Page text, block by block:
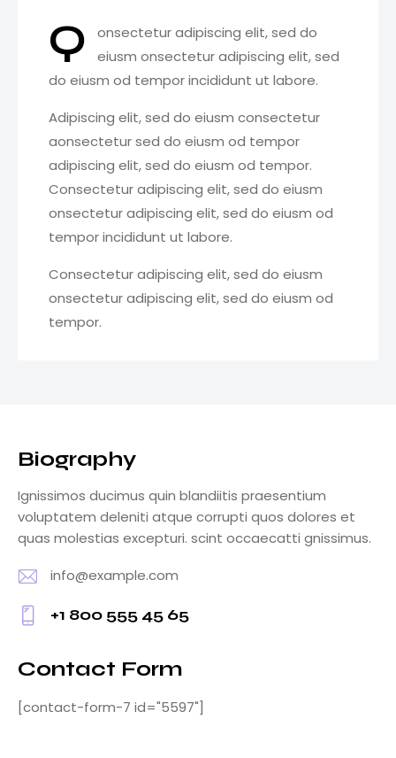
Q
onsectetur adipiscing elit, sed do
eiusm onsectetur adipiscing elit, sed
do eiusm od tempor incididunt ut labore.
Adipiscing elit, sed do eiusm consectetur
aonsectetur sed do eiusm od tempor
adipiscing elit, sed do eiusm od tempor.
Consectetur adipiscing elit, sed do eiusm
onsectetur adipiscing elit, sed do eiusm od
tempor incididunt ut labore.
Consectetur adipiscing elit, sed do eiusm
onsectetur adipiscing elit, sed do eiusm od
tempor.
Biography
Ignissimos ducimus quin blandiitis praesentium
voluptatem deleniti atque corrupti quos dolores et
quas molestias excepturi. scint occaecatti gnissimus.
E-
m
:
info@example.com
o
:
+1 800 555 45 65
Contact Form
[contact-form-7 id="5597"]